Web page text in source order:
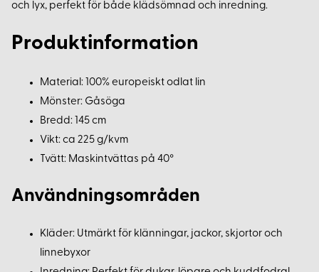
och lyx, perfekt för både klädsömnad och inredning.
Produktinformation
Material: 100% europeiskt odlat lin
Mönster: Gåsöga
Bredd: 145 cm
Vikt: ca 225 g/kvm
Tvätt: Maskintvättas på 40°
Användningsområden
Kläder: Utmärkt för klänningar, jackor, skjortor och
linnebyxor